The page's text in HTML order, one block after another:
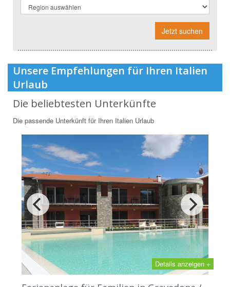
Jetzt suchen
Unsere Empfehlungen für Ihren Italien
Urlaub
Die beliebtesten Unterkünfte
Die passende Unterkünft für Ihren Italien Urlaub
Details anzeigen +